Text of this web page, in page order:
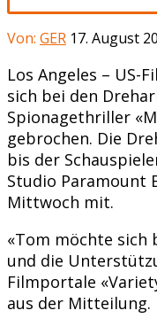
Von: GER 17. August
Los Angeles – US-
sich bei den
Spionagethriller
gebrochen. Die
bis der
Studio Paramount
Mittwoch mit.
«Tom möchte sich
und die
Filmportale
aus der Mitteilung.